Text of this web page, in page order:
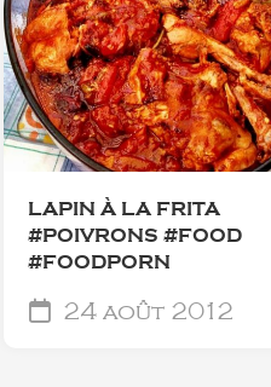
LAPIN À LA FRITA
#POIVRONS #FOOD
#FOODPORN
24 août 2012